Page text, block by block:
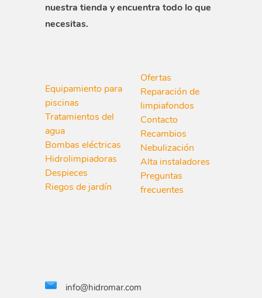
nuestra tienda y encuentra todo lo que
necesitas.
Equipamiento para
piscinas
Tratamientos del
agua
Bombas eléctricas
Hidrolimpiadoras
Despieces
Riegos de jardín
Ofertas
Reparación de
limpiafondos
Contacto
Recambios
Nebulización
Alta instaladores
Preguntas
frecuentes
info@hidromar.com